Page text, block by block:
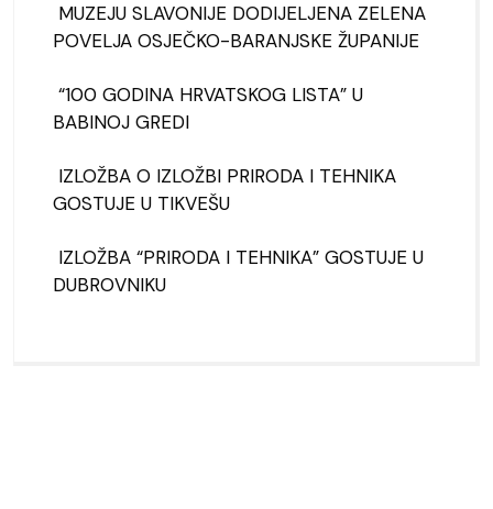
MUZEJU SLAVONIJE DODIJELJENA ZELENA
POVELJA OSJEČKO-BARANJSKE ŽUPANIJE
“100 GODINA HRVATSKOG LISTA” U
BABINOJ GREDI
IZLOŽBA O IZLOŽBI PRIRODA I TEHNIKA
GOSTUJE U TIKVEŠU
IZLOŽBA “PRIRODA I TEHNIKA” GOSTUJE U
DUBROVNIKU